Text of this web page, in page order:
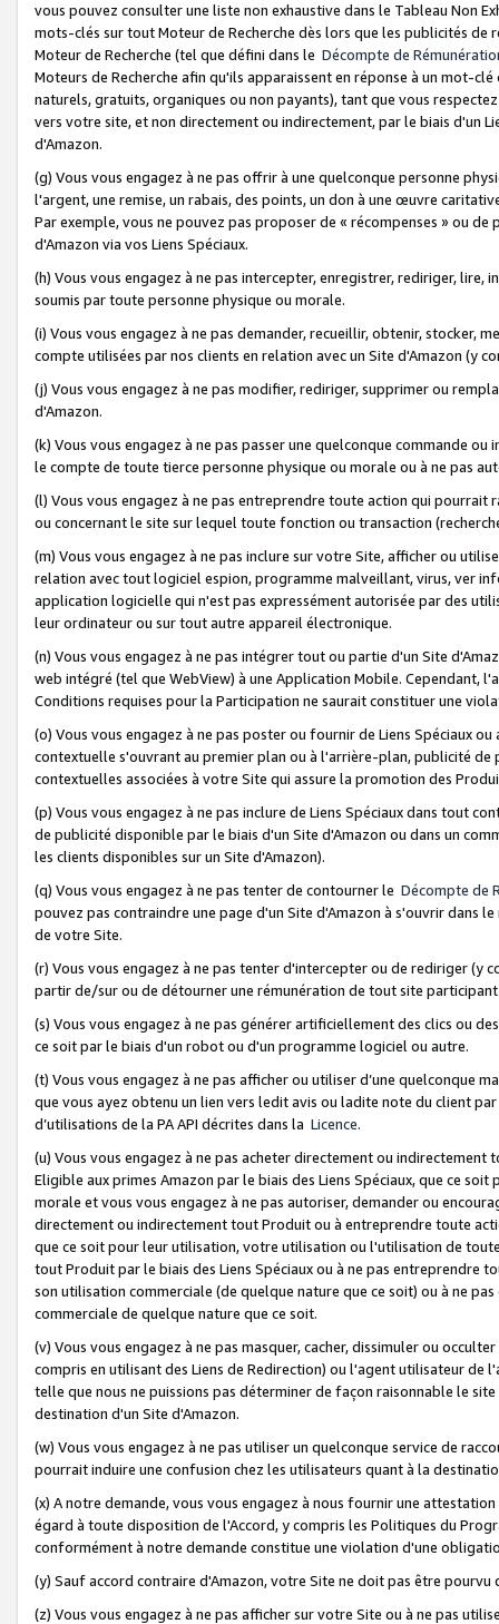
vous pouvez consulter une liste non exhaustive dans le Tableau Non
mots-clés sur tout Moteur de Recherche dès lors que les publicités de
Moteur de Recherche (tel que défini dans le Décompte de
Moteurs de Recherche afin qu'ils apparaissent en réponse à un mot-
naturels, gratuits, organiques ou non payants), tant que vous
vers votre site, et non directement ou indirectement, par le biais d'un
d'Amazon.
(g) Vous vous engagez à ne pas offrir à une quelconque personne
l'argent, une remise, un rabais, des points, un don à une œuvre
Par exemple, vous ne pouvez pas proposer de « récompenses » ou
d'Amazon via vos Liens Spéciaux.
(h) Vous vous engagez à ne pas intercepter, enregistrer, rediriger,
soumis par toute personne physique ou morale.
(i) Vous vous engagez à ne pas demander, recueillir, obtenir, stocker,
compte utilisées par nos clients en relation avec un Site d'Amazon (y
(j) Vous vous engagez à ne pas modifier, rediriger, supprimer ou
d'Amazon.
(k) Vous vous engagez à ne pas passer une quelconque commande
le compte de toute tierce personne physique ou morale ou à ne pas
(l) Vous vous engagez à ne pas entreprendre toute action qui
ou concernant le site sur lequel toute fonction ou transaction
(m) Vous vous engagez à ne pas inclure sur votre Site, afficher ou
relation avec tout logiciel espion, programme malveillant, virus, ver
application logicielle qui n'est pas expressément autorisée par des
leur ordinateur ou sur tout autre appareil électronique.
(n) Vous vous engagez à ne pas intégrer tout ou partie d'un Site
web intégré (tel que WebView) à une Application Mobile. Cependant,
Conditions requises pour la Participation ne saurait constituer une
(o) Vous vous engagez à ne pas poster ou fournir de Liens Spéciaux
contextuelle s'ouvrant au premier plan ou à l'arrière-plan, publicité
contextuelles associées à votre Site qui assure la promotion des
(p) Vous vous engagez à ne pas inclure de Liens Spéciaux dans tout
de publicité disponible par le biais d'un Site d'Amazon ou dans un
les clients disponibles sur un Site d'Amazon).
(q) Vous vous engagez à ne pas tenter de contourner le Décompte de
pouvez pas contraindre une page d'un Site d'Amazon à s'ouvrir dans
de votre Site.
(r) Vous vous engagez à ne pas tenter d'intercepter ou de rediriger
partir de/sur ou de détourner une rémunération de tout site
(s) Vous vous engagez à ne pas générer artificiellement des clics ou
ce soit par le biais d'un robot ou d'un programme logiciel ou autre.
(t) Vous vous engagez à ne pas afficher ou utiliser d’une quelconque
que vous ayez obtenu un lien vers ledit avis ou ladite note du client
d’utilisations de la PA API décrites dans la Licence.
(u) Vous vous engagez à ne pas acheter directement ou
Eligible aux primes Amazon par le biais des Liens Spéciaux, que ce
morale et vous vous engagez à ne pas autoriser, demander ou
directement ou indirectement tout Produit ou à entreprendre toute
que ce soit pour leur utilisation, votre utilisation ou l'utilisation de
tout Produit par le biais des Liens Spéciaux ou à ne pas entreprendre
son utilisation commerciale (de quelque nature que ce soit) ou à ne
commerciale de quelque nature que ce soit.
(v) Vous vous engagez à ne pas masquer, cacher, dissimuler ou
compris en utilisant des Liens de Redirection) ou l'agent utilisateur
telle que nous ne puissions pas déterminer de façon raisonnable le
destination d'un Site d'Amazon.
(w) Vous vous engagez à ne pas utiliser un quelconque service de
pourrait induire une confusion chez les utilisateurs quant à la
(x) A notre demande, vous vous engagez à nous fournir une
égard à toute disposition de l'Accord, y compris les Politiques du
conformément à notre demande constitue une violation d'une
(y) Sauf accord contraire d'Amazon, votre Site ne doit pas être
(z) Vous vous engagez à ne pas afficher sur votre Site ou à ne pas